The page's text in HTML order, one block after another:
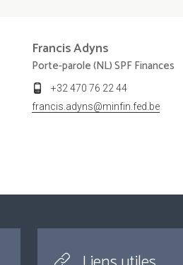
FrancisAdyns
Porte-parole (NL) SPF Finances
+32 470 76 22 44
francis.adyns@minfin.fed.be